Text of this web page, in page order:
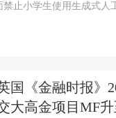
止小学生使用生成式
国《金融时报》
大高金项目MF